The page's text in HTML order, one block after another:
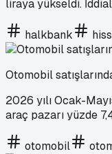
liraya yükseldi.
halkbank
Otomobil
2026 yılı Ocak-
araç pazarı yüzde
otomobil